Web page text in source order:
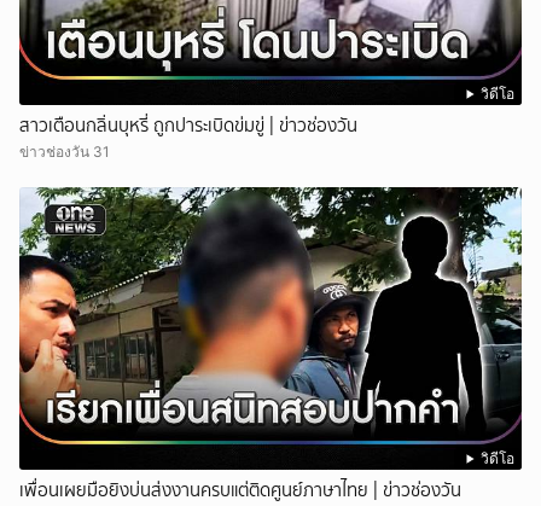
วิดีโอ
สาวเตือนกลิ่นบุหรี่ ถูกปาระเบิดข่มขู่ | ข่าวช่องวัน
ข่าวช่องวัน 31
วิดีโอ
เพื่อนเผยมือยิงบ่นส่งงานครบแต่ติดศูนย์ภาษาไทย | ข่าวช่องวัน